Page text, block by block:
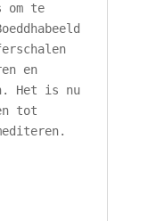
om te
en
Het is nu
tot